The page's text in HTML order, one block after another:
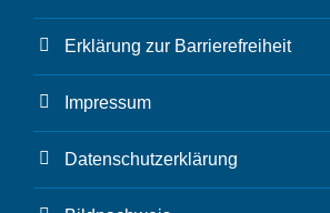
Erklärung zur Barrierefreiheit
Impressum
Datenschutzerklärung